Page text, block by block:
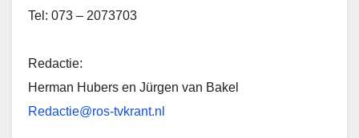
Tel: 073 – 2073703
Redactie:
Herman Hubers en Jürgen van Bakel
Redactie@ros-tvkrant.nl